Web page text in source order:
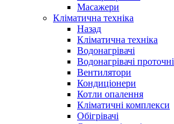
Масажери
Кліматична техніка
Назад
Кліматична техніка
Водонагрівачі
Водонагрівачі проточні
Вентилятори
Кондиціонери
Котли опалення
Кліматичні комплекси
Обігрівачі